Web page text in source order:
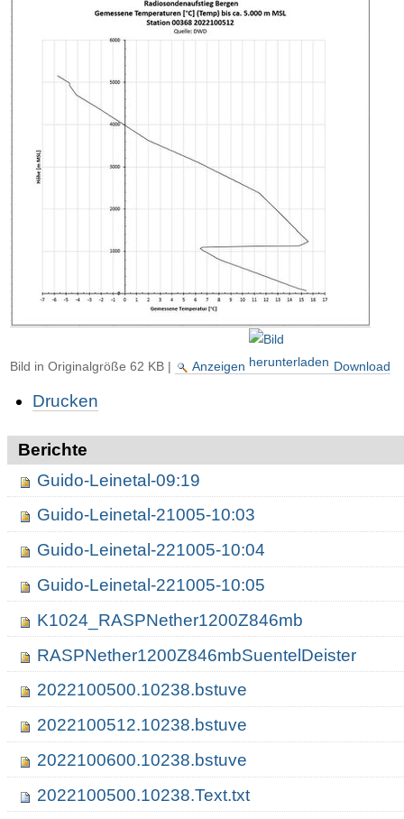
Bild in Originalgröße 62 KB| Anzeigen
Download
Drucken
Berichte
Guido-Leinetal-09:19
Guido-Leinetal-21005-10:03
Guido-Leinetal-221005-10:04
Guido-Leinetal-221005-10:05
K1024_RASPNether1200Z846mb
RASPNether1200Z846mbSuentelDeister
2022100500.10238.bstuve
2022100512.10238.bstuve
2022100600.10238.bstuve
2022100500.10238.Text.txt